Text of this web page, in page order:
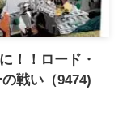
！！ロード・
戦い（9474)